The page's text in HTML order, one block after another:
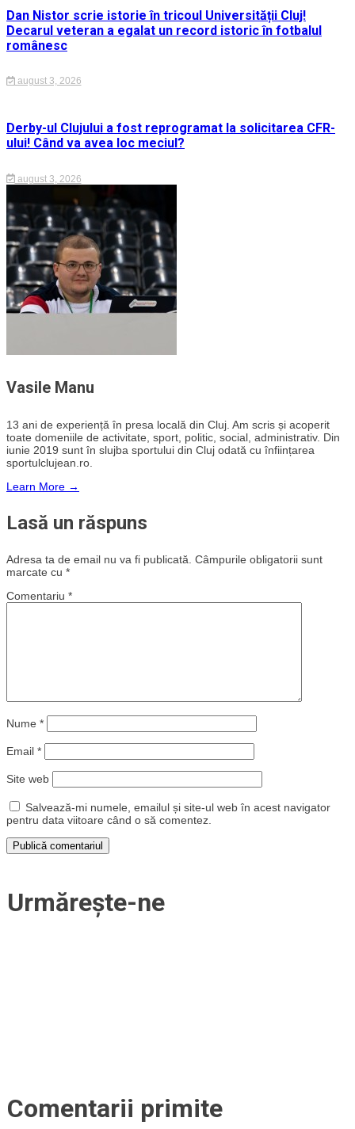
Dan Nistor scrie istorie în tricoul Universității Cluj!
Decarul veteran a egalat un record istoric în fotbalul
românesc
august 3, 2026
Derby-ul Clujului a fost reprogramat la solicitarea CFR-
ului! Când va avea loc meciul?
august 3, 2026
Vasile Manu
13 ani de experiență în presa locală din Cluj. Am scris și acoperit
toate domeniile de activitate, sport, politic, social, administrativ. Din
iunie 2019 sunt în slujba sportului din Cluj odată cu înființarea
sportulclujean.ro.
Learn More →
Lasă un răspuns
Adresa ta de email nu va fi publicată. Câmpurile obligatorii sunt
marcate cu *
Comentariu *
Nume *
Email *
Site web
Salvează-mi numele, emailul și site-ul web în acest navigator
pentru data viitoare când o să comentez.
Urmărește-ne
Comentarii primite